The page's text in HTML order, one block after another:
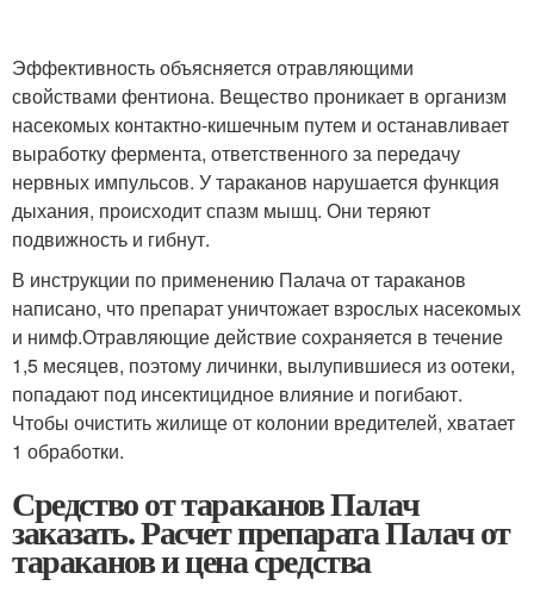
Эффективность объясняется отравляющими
свойствами фентиона. Вещество проникает в организм
насекомых контактно-кишечным путем и останавливает
выработку фермента, ответственного за передачу
нервных импульсов. У тараканов нарушается функция
дыхания, происходит спазм мышц. Они теряют
подвижность и гибнут.
В инструкции по применению Палача от тараканов
написано, что препарат уничтожает взрослых насекомых
и нимф.Отравляющие действие сохраняется в течение
1,5 месяцев, поэтому личинки, вылупившиеся из оотеки,
попадают под инсектицидное влияние и погибают.
Чтобы очистить жилище от колонии вредителей, хватает
1 обработки.
Средство от тараканов Палач
заказать. Расчет препарата Палач от
тараканов и цена средства